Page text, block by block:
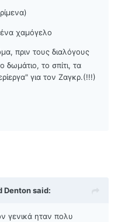
χαμόγελο
πριν τους διαλόγους
το σπίτι, τα
για τον Ζαγκρ.(!!!)
Denton said:
γενικά ηταν πολυ